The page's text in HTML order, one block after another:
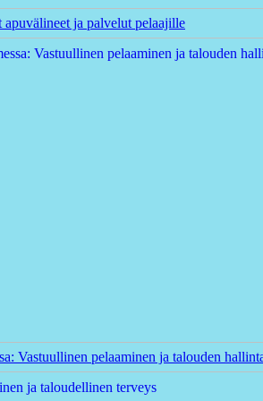
ja palvelut pelaajille
Vastuullinen pelaaminen ja talouden